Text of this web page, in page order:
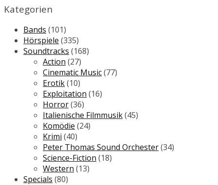
Kategorien
Bands (101)
Hörspiele (335)
Soundtracks (168)
Action (27)
Cinematic Music(77)
Erotik(10)
Exploitation (16)
Horror(36)
Italienische Filmmusik(45)
Komödie (24)
Krimi (40)
Peter Thomas Sound Orchester(34)
Science-Fiction (18)
Western (13)
Specials (80)